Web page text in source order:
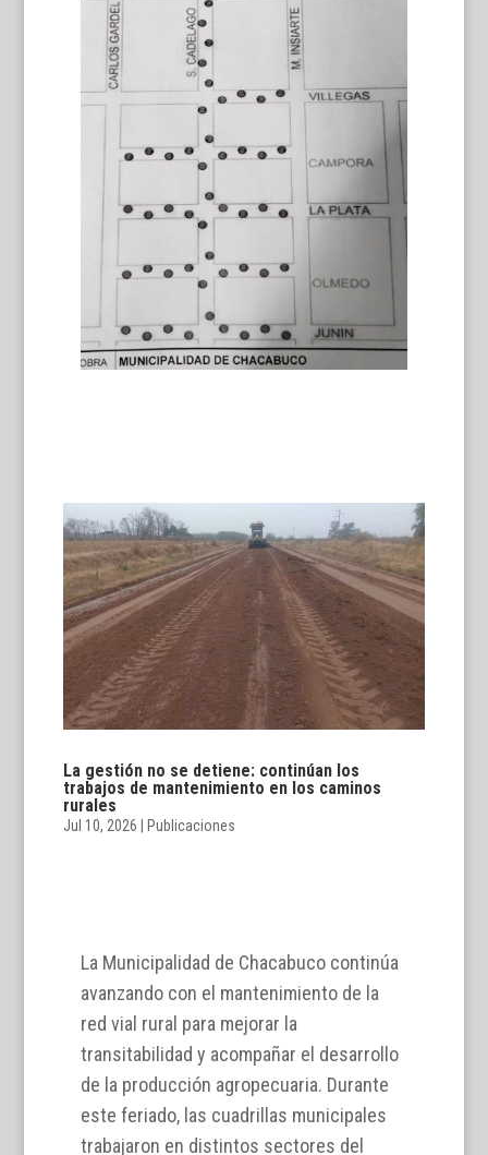
La gestión no se detiene: continúan los
trabajos de mantenimiento en los caminos
rurales
Jul 10, 2026 Publicaciones
La Municipalidad de Chacabuco continúa
avanzando con el mantenimiento de la
red vial rural para mejorar la
transitabilidad y acompañar el desarrollo
de la producción agropecuaria. Durante
este feriado, las cuadrillas municipales
trabajaron en distintos sectores del